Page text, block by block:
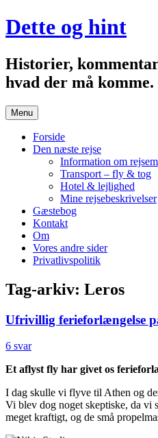
Hop
til
Dette og hint
Historier,
hvad der må komme.
Menu
Forside
Den næste rejse
Information om
Transport – fly & tog
Hotel & lejlighed
Mine rejsebeskrivelser
Gæstebog
Kontakt
Om
Vores andre sider
Privatlivspolitik
Tag-arkiv: Leros
Ufrivillig ferieforlængelse
6 svar
Et aflyst fly har givet os
I dag skulle vi flyve til Athen og
Vi blev dog noget skeptiske, da vi
meget kraftigt, og de små